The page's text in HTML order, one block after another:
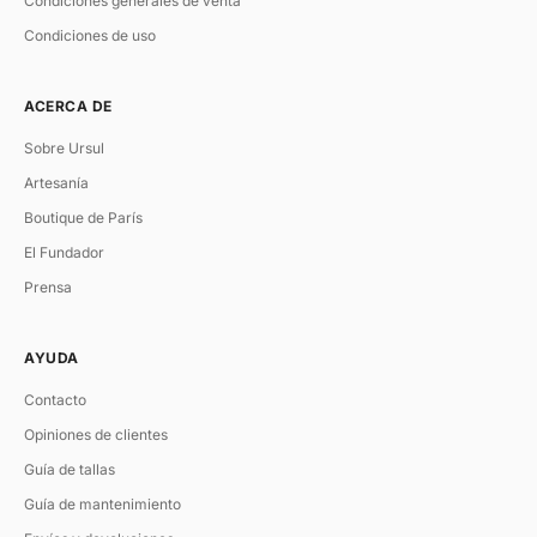
Condiciones de uso
ACERCA DE
Sobre Ursul
Artesanía
Boutique de París
El Fundador
Prensa
AYUDA
Contacto
Opiniones de clientes
Guía de tallas
Guía de mantenimiento